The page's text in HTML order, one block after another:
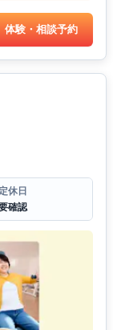
体験・相談予約
定休日
確認